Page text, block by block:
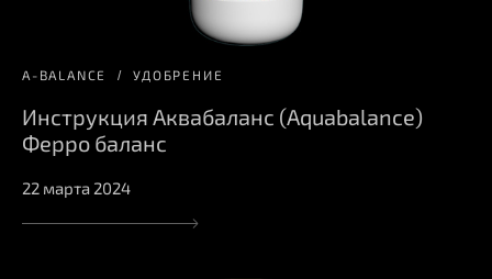
A-BALANCE УДОБРЕНИЕ
Инструкция Аквабаланс (Aquabalance)
Ферро баланс
22 марта 2024